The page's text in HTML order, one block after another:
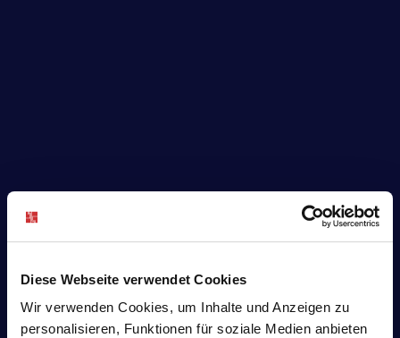
Diese Webseite verwendet Cookies
Wir verwenden Cookies, um Inhalte und Anzeigen zu
personalisieren, Funktionen für soziale Medien anbieten